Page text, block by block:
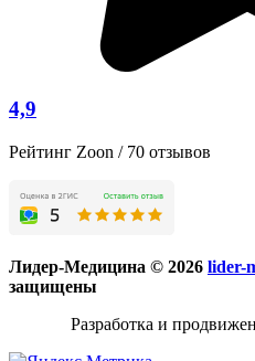
4,9
Рейтинг Zoon / 70 отзывов
Лидер-Медицина © 2026 lider-
защищены
Разработка и